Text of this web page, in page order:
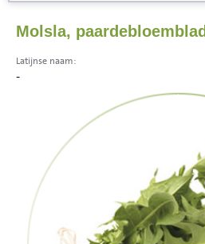
Molsla, paardebloemblad
Latijnse naam:
-